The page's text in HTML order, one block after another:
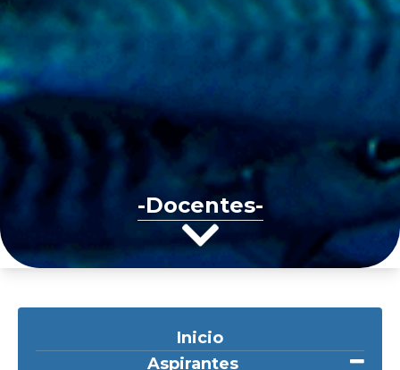
-Docentes-
Inicio
Aspirantes